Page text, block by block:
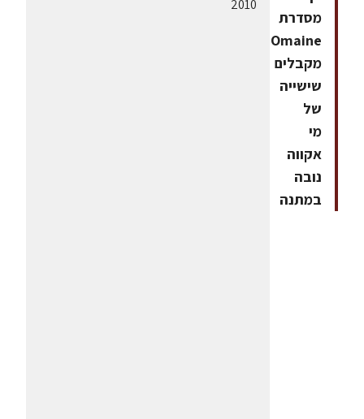
מסדרת
dOmaine
מקבלים
שישייה
של
מי
אקווה
נובה
במתנה